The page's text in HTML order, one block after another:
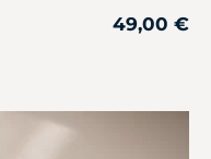
49,00 €